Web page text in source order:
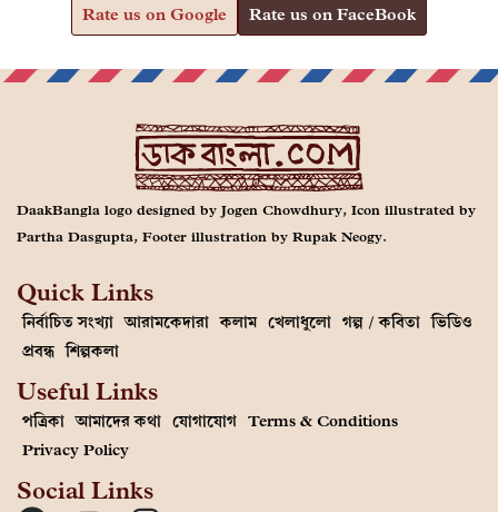
Rate us on Google Rate us on FaceBook
DaakBangla logo designed by Jogen Chowdhury, Icon illustrated by
Partha Dasgupta, Footer illustration by Rupak Neogy.
Quick Links
নির্বাচিত সংখ্যা আরামকেদারা কলাম খেলাধুলো গল্প / কবিতা ভিডিও
প্রবন্ধ শিল্পকলা
Useful Links
পত্রিকা আমাদের কথা যোগাযোগ Terms & Conditions
Privacy Policy
Social Links